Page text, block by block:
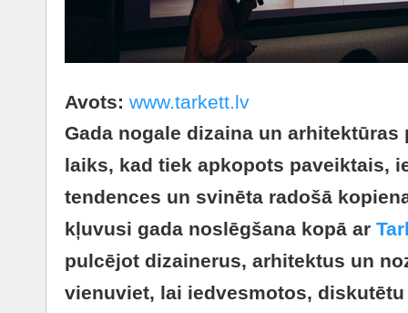
Avots: www.tarkett.lv
Gada nogale dizaina un
laiks, kad tiek apkopots paveiktais,
tendences un svinēta radošā
kļuvusi gada noslēgšana kopā ar
pulcējot dizainerus, arhitektus un
vienuviet, lai iedvesmotos,